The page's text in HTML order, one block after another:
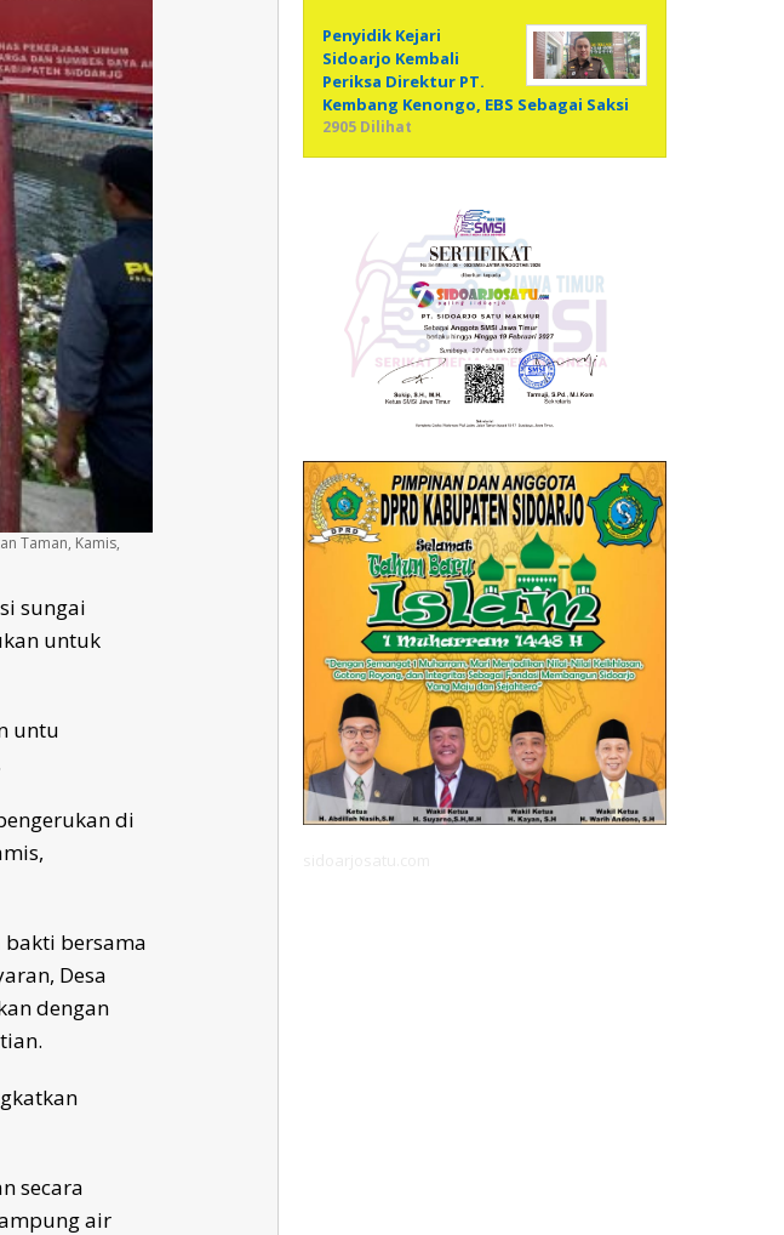
Taman, Kamis,
sungai
untuk
untu
di
bersama
Desa
dengan
secara
air
Penyidik Kejari
Sidoarjo Kembali
Periksa Direktur PT.
Kembang Kenongo, EBS Sebagai Saksi
2905 Dilihat